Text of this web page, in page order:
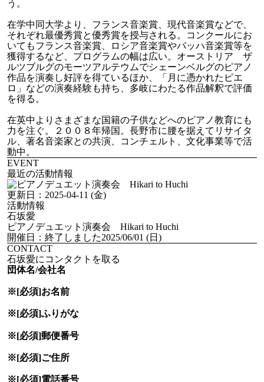
う。
在学中同大学より、フランス音楽賞、現代音楽賞などで、
それぞれ最優秀賞と優秀賞を授与される。コンクールにお
いてもフランス音楽賞、ロシア音楽賞やバッハ音楽賞等を
獲得するなど、プログラムの幅は広い。オーストリア ザ
ルツブルグのモーツアルテウムでシェーンベルグのピアノ
作品を演奏し好評を得ているほか、「月に憑かれたピエ
ロ」などの演奏経験も持ち、多岐にわたる作品解釈で評価
を得る。
在英中よりさまざまな国籍の子供などへのピアノ教育にも
力を注ぐ。２００８年帰国。長野市に腰を据えてリサイタ
ル、著名音楽家との共演、コンチェルト、文化事業等で活
動中。
EVENT
最近の活動情報
更新日： 2025-04-11 (金)
活動情報
石坂愛
ピアノデュエット演奏会 Hikari to Huchi
開催日： 終了しました2025/06/01 (日)
CONTACT
石坂愛にコンタクトを取る
団体名/会社名
※[必須]お名前
※[必須]ふりがな
※[必須]郵便番号
※[必須]ご住所
※[必須]電話番号